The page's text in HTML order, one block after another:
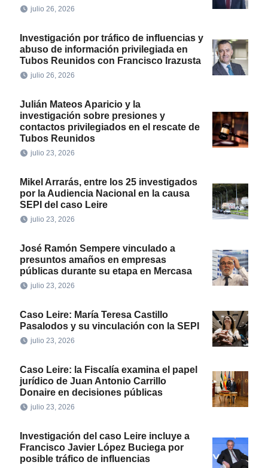
julio 26, 2026
Investigación por tráfico de influencias y
abuso de información privilegiada en
Tubos Reunidos con Francisco Irazusta
julio 26, 2026
Julián Mateos Aparicio y la
investigación sobre presiones y
contactos privilegiados en el rescate de
Tubos Reunidos
julio 23, 2026
Mikel Arrarás, entre los 25 investigados
por la Audiencia Nacional en la causa
SEPI del caso Leire
julio 23, 2026
José Ramón Sempere vinculado a
presuntos amaños en empresas
públicas durante su etapa en Mercasa
julio 23, 2026
Caso Leire: María Teresa Castillo
Pasalodos y su vinculación con la SEPI
julio 23, 2026
Caso Leire: la Fiscalía examina el papel
jurídico de Juan Antonio Carrillo
Donaire en decisiones públicas
julio 23, 2026
Investigación del caso Leire incluye a
Francisco Javier López Buciega por
posible tráfico de influencias